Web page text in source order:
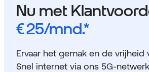
Nu met
€ 25/mnd.*
Ervaar het gemak en de vrijheid
Snel internet via ons 5G-